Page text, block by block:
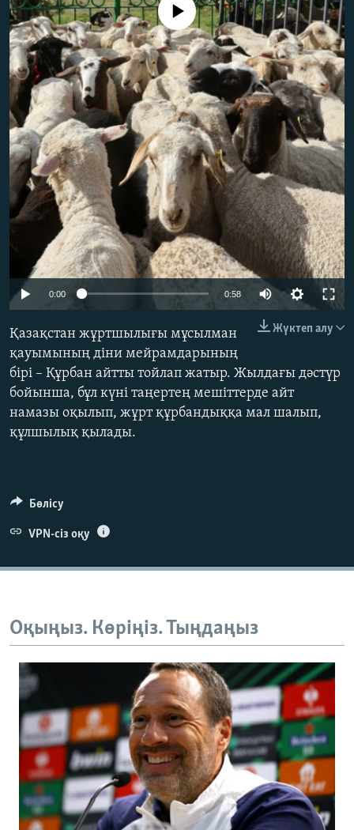
720p 1080p
No media source currently available
0:00 0:58 Auto
480p
Жүктеп алу
Қазақстан жұртшылығы мұсылман
қауымының діни мейрамдарының
бірі – Құрбан айтты тойлап жатыр. Жылдағы дәстүр
бойынша, бұл күні таңертең мешіттерде айт
намазы оқылып, жұрт құрбандыққа мал шалып,
құлшылық қылады.
Бөлісу
VPN-сіз оқу
Оқыңыз. Көріңіз. Тыңдаңыз